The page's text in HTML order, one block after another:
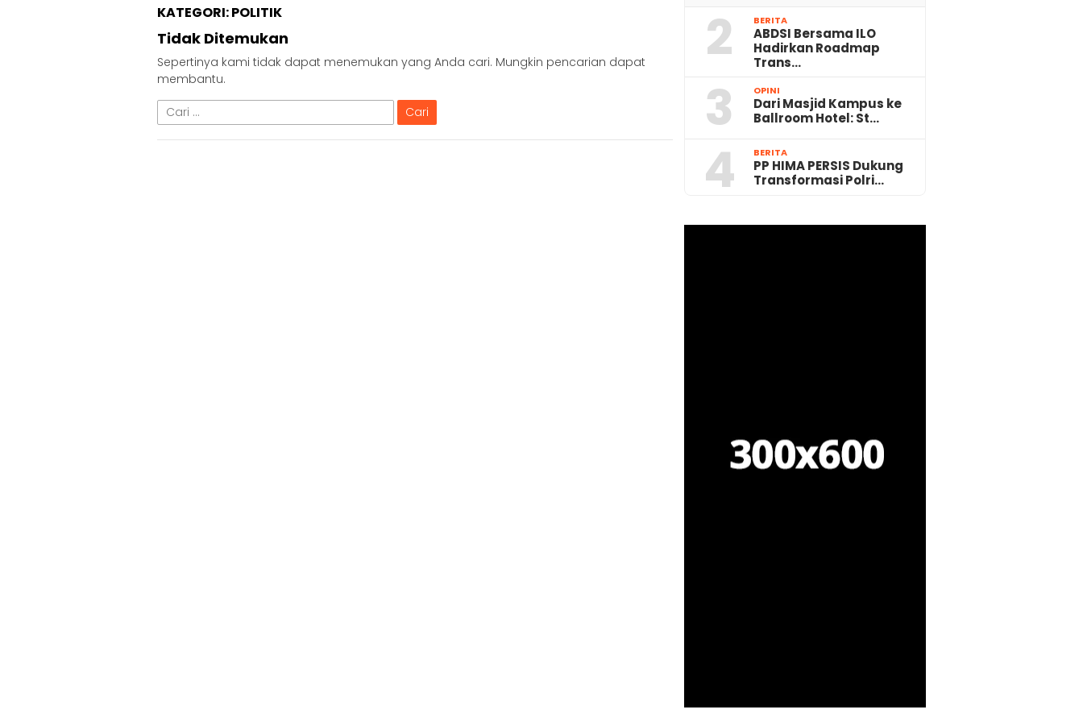
KATEGORI:POLITIK
Tidak Ditemukan
Sepertinya kami tidak dapat menemukan yang Anda cari. Mungkin pencarian dapat
membantu.
Cari
untuk:
2 BERITA
ABDSI Bersama ILO
Hadirkan Roadmap
Trans…
3 OPINI
Dari Masjid Kampus ke
Ballroom Hotel: St…
4 BERITA
PP HIMA PERSIS Dukung
Transformasi Polri…